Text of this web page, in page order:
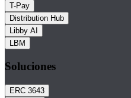
T-Pay
Distribution Hub
Libby AI
LBM
Soluciones
ERC 3643